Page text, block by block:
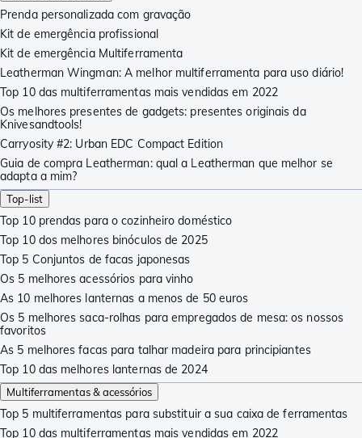
Prenda personalizada com gravação
Kit de emergência profissional
Kit de emergência Multiferramenta
Leatherman Wingman: A melhor multiferramenta para uso diário!
Top 10 das multiferramentas mais vendidas em 2022
Os melhores presentes de gadgets: presentes originais da
Knivesandtools!
Carryosity #2: Urban EDC Compact Edition
Guia de compra Leatherman: qual a Leatherman que melhor se
adapta a mim?
Top-list
Top 10 prendas para o cozinheiro doméstico
Top 10 dos melhores binóculos de 2025
Top 5 Conjuntos de facas japonesas
Os 5 melhores acessórios para vinho
As 10 melhores lanternas a menos de 50 euros
Os 5 melhores saca-rolhas para empregados de mesa: os nossos
favoritos
As 5 melhores facas para talhar madeira para principiantes
Top 10 das melhores lanternas de 2024
Multiferramentas & acessórios
Top 5 multiferramentas para substituir a sua caixa de ferramentas
Top 10 das multiferramentas mais vendidas em 2022